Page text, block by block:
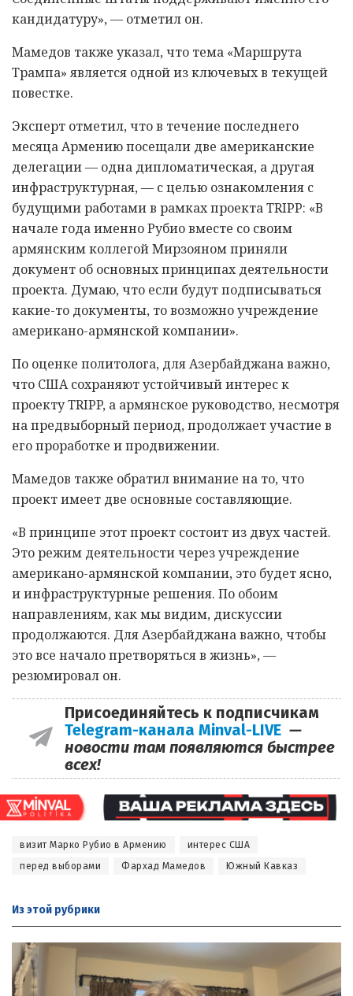
кандидатуру», — отметил он.
Мамедов также указал, что тема «Маршрута
Трампа» является одной из ключевых в текущей
повестке.
Эксперт отметил, что в течение последнего
месяца Армению посещали две американские
делегации — одна дипломатическая, а другая
инфраструктурная, — с целью ознакомления с
будущими работами в рамках проекта TRIPP: «В
начале года именно Рубио вместе со своим
армянским коллегой Мирзояном приняли
документ об основных принципах деятельности
проекта. Думаю, что если будут подписываться
какие-то документы, то возможно учреждение
американо-армянской компании».
По оценке политолога, для Азербайджана важно,
что США сохраняют устойчивый интерес к
проекту TRIPP, а армянское руководство, несмотря
на предвыборный период, продолжает участие в
его проработке и продвижении.
Мамедов также обратил внимание на то, что
проект имеет две основные составляющие.
«В принципе этот проект состоит из двух частей.
Это режим деятельности через учреждение
американо-армянской компании, это будет ясно,
и инфраструктурные решения. По обоим
направлениям, как мы видим, дискуссии
продолжаются. Для Азербайджана важно, чтобы
это все начало претворяться в жизнь», —
резюмировал он.
Присоединяйтесь к подписчикам
Telegram-канала Minval-LIVE —
новости там появляются быстрее
всех!
визит Марко Рубио в Армению
интерес США
перед выборами
Фархад Мамедов Южный Кавказ
Из этой рубрики